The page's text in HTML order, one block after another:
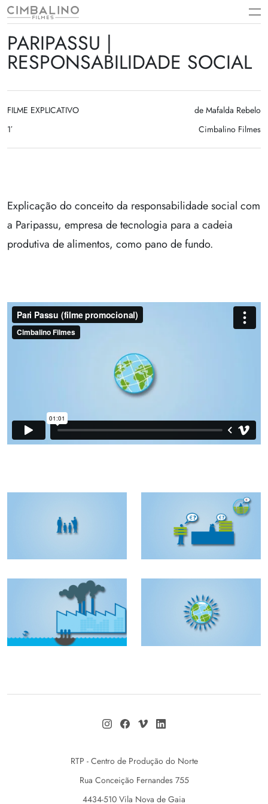
Skip
content
PARIPASSU |
RESPONSABILIDADE SOCIAL
FILME EXPLICATIVO
1′
de Mafalda Rebelo
Cimbalino Filmes
Explicação do conceito da responsabilidade social com
a Paripassu, empresa de tecnologia para a cadeia
produtiva de alimentos, como pano de fundo.
RTP - Centro de Produção do Norte
Rua Conceição Fernandes 755
4434-510 Vila Nova de Gaia